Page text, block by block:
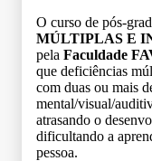
O curso de pós-
MÚLTIPLAS E
pela Faculdade
que deficiências
com duas ou mais
mental/visual/
atrasando o
dificultando a
pessoa.